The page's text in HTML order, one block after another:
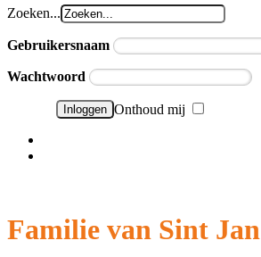
Zoeken...
Gebruikersnaam
Wachtwoord
Onthoud mij
Familie van Sint Jan